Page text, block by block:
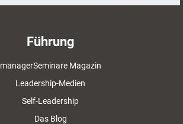
Führung
managerSeminare Magazin
Leadership-Medien
Self-Leadership
Das Blog